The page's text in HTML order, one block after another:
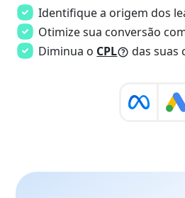
Identifique a origem dos
Otimize sua conversão
Diminua o CPL das suas